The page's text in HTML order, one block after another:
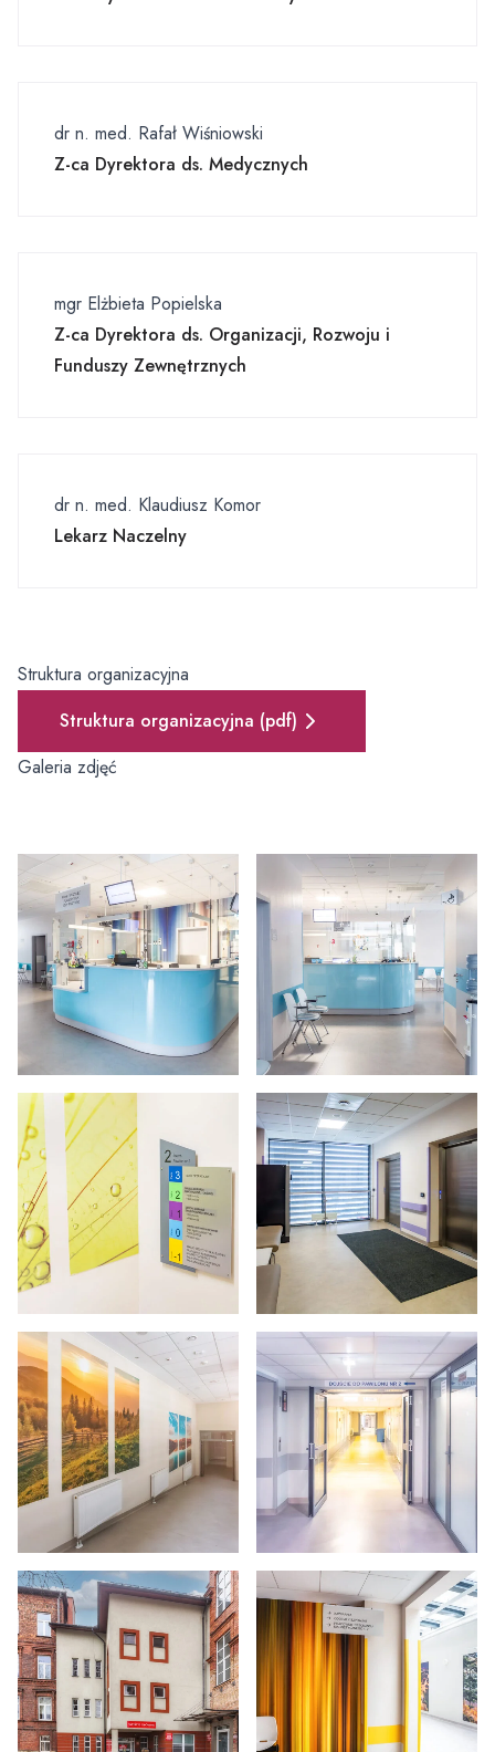
dr n. med. Rafał Wiśniowski
Z-ca Dyrektora ds. Medycznych
mgr Elżbieta Popielska
Z-ca Dyrektora ds. Organizacji, Rozwoju i
Funduszy Zewnętrznych
dr n. med. Klaudiusz Komor
Lekarz Naczelny
Struktura organizacyjna
Struktura organizacyjna (pdf)
Galeria zdjęć
Powiększ zdjęcie Powiększ zdjęcie
Powiększ zdjęcie Powiększ zdjęcie
Powiększ zdjęcie Powiększ zdjęcie
Powiększ zdjęcie Powiększ zdjęcie